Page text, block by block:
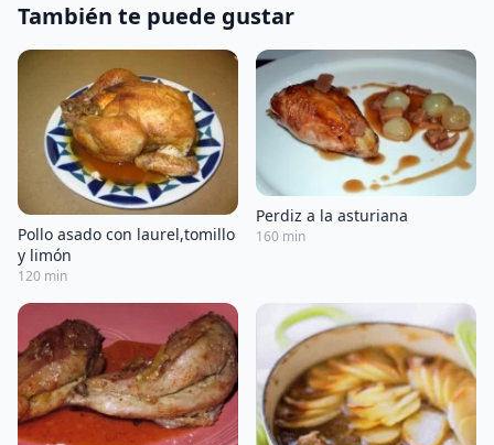
También te puede gustar
Pollo asado con laurel,tomillo
y limón
120 min
Perdiz a la asturiana
160 min